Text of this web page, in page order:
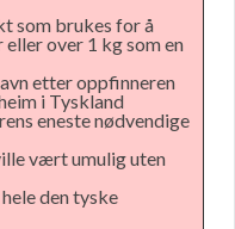
som brukes for å
eller over 1 kg som en
etter oppfinneren
i Tyskland
eneste nødvendige
vært umulig uten
den tyske